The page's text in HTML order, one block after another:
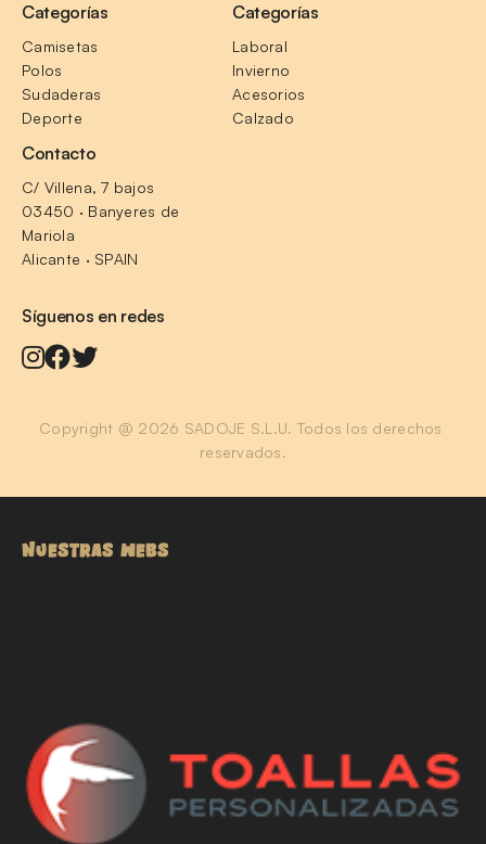
Categorías
Camisetas
Polos
Sudaderas
Deporte
Categorías
Laboral
Invierno
Acesorios
Calzado
Contacto
C/ Villena, 7 bajos
03450 · Banyeres de
Mariola
Alicante · SPAIN
Síguenos en redes
Copyright @ 2026 SADOJE S.L.U. Todos los derechos
reservados.
NUESTRAS WEBS